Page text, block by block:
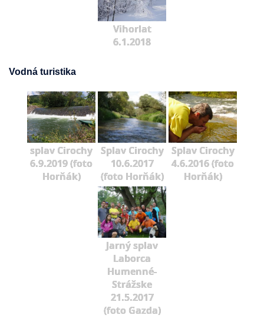
Vihorlat
6.1.2018
Vodná turistika
splav Cirochy
6.9.2019 (foto
Horňák)
Splav Cirochy
10.6.2017
(foto Horňák)
Splav Cirochy
4.6.2016 (foto
Horňák)
Jarný splav
Laborca
Humenné-
Strážske
21.5.2017
(foto Gazda)